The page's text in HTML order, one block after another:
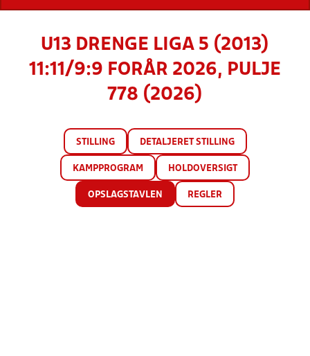
U13 DRENGE LIGA 5 (2013)
11:11/9:9 FORÅR 2026, PULJE
778 (2026)
STILLING DETALJERET STILLING
KAMPPROGRAM HOLDOVERSIGT
OPSLAGSTAVLEN REGLER